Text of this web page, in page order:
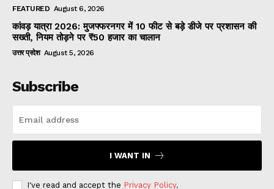
FEATURED August 6, 2026
कांवड़ यात्रा 2026: मुजफ्फरनगर में 10 फीट से बड़े डीजे पर प्रशासन की
सख्ती, नियम तोड़ने पर ₹50 हजार का चालान
उत्तर प्रदेश August 5, 2026
Subscribe
I WANT IN
I've read and accept the Privacy Policy.